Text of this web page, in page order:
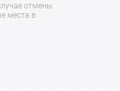
отмены
места в